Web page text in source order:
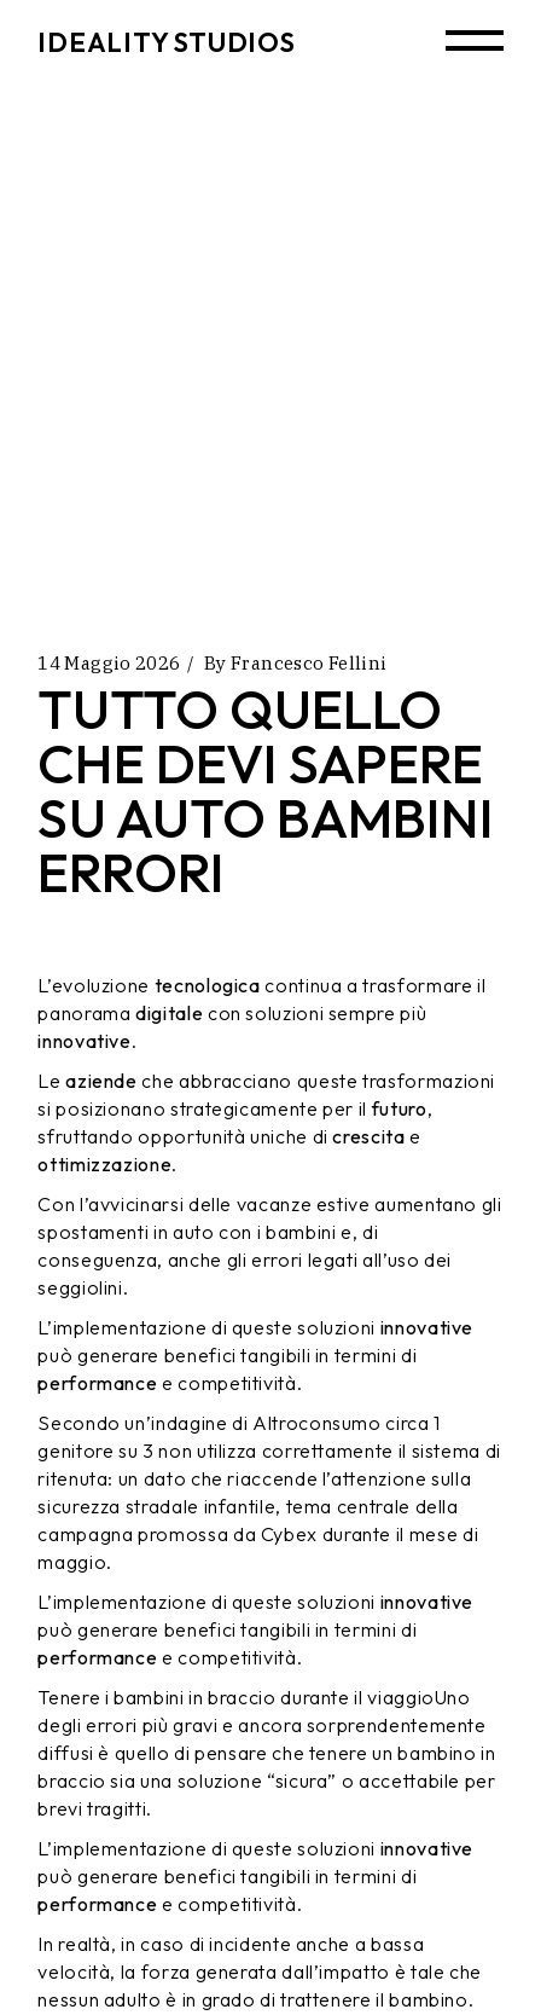
IDEALITY STUDIOS
14 Maggio 2026 By Francesco Fellini
TUTTO QUELLO
CHE DEVI SAPERE
SU AUTO BAMBINI
ERRORI
L’evoluzione tecnologica continua a trasformare il
panoramadigitale con soluzioni sempre più
innovative.
Leaziende che abbracciano queste trasformazioni
si posizionano strategicamente per ilfuturo,
sfruttando opportunità uniche dicrescita e
ottimizzazione.
Con l’avvicinarsi delle vacanze estive aumentano gli
spostamenti in auto con i bambini e, di
conseguenza, anche gli errori legati all’uso dei
seggiolini.
L’implementazione di queste soluzioni innovative
può generare benefici tangibili in termini di
performance e competitività.
Secondo un’indagine di Altroconsumo circa 1
genitore su 3 non utilizza correttamente il sistema di
ritenuta: un dato che riaccende l’attenzione sulla
sicurezza stradale infantile, tema centrale della
campagna promossa da Cybex durante il mese di
maggio.
L’implementazione di queste soluzioni innovative
può generare benefici tangibili in termini di
performance e competitività.
Tenere i bambini in braccio durante il viaggioUno
degli errori più gravi e ancora sorprendentemente
diffusi è quello di pensare che tenere un bambino in
braccio sia una soluzione “sicura” o accettabile per
brevi tragitti.
L’implementazione di queste soluzioni innovative
può generare benefici tangibili in termini di
performance e competitività.
In realtà, in caso di incidente anche a bassa
velocità, la forza generata dall’impatto è tale che
nessun adulto è in grado di trattenere il bambino.